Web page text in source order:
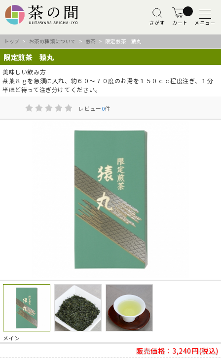
さがす カート メニュー
トップ > お茶の種類について > 煎茶 > 限定煎茶 猿丸
限定煎茶 猿丸
美味しい飲み方
茶葉８ｇを急須に入れ、約６０～７０度のお湯を１５０ｃｃ程度注ぎ、１分
半ほど待って注ぎ分けてください。
レビュー0件
メイン
販売価格： 3,240円(税込)